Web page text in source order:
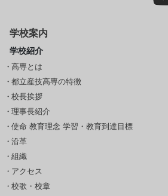
学校案内
学校紹介
高専とは
都立産技高専の特徴
校長挨拶
理事長紹介
使命 教育理念 学習・教育到達目標
沿革
組織
アクセス
校歌・校章